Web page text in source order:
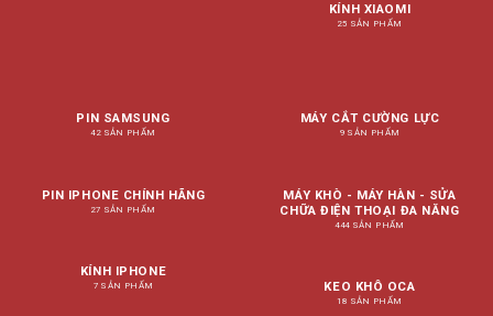
KÍNH XIAOMI
25 SẢN PHẨM
PIN SAMSUNG
42 SẢN PHẨM
PIN IPHONE CHÍNH HÃNG
27 SẢN PHẨM
KÍNH IPHONE
7 SẢN PHẨM
MÁY CẮT CƯỜNG LỰC
9 SẢN PHẨM
MÁY KHÒ - MÁY HÀN - SỬA
CHỮA ĐIỆN THOẠI ĐA NĂNG
444 SẢN PHẨM
KEO KHÔ OCA
18 SẢN PHẨM